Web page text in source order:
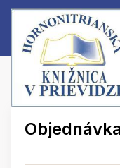
Hlavná stránka O
Objednávky